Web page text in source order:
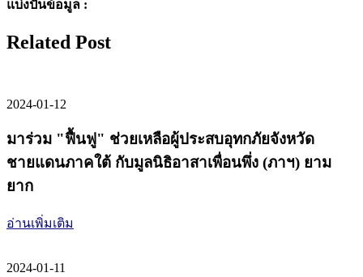
แบ่งปันข้อมูล :
Related Post
2024-01-12
มาร่วม "ฟื้นฟู" ช่วยเหลือผู้ประสบอุทกภัยจังหวัด
ชายแดนภาคใต้ กับมูลนิธิอาสาเพื่อนพึ่ง (ภาฯ) ยาม
ยาก
อ่านเพิ่มเติม
2024-01-11